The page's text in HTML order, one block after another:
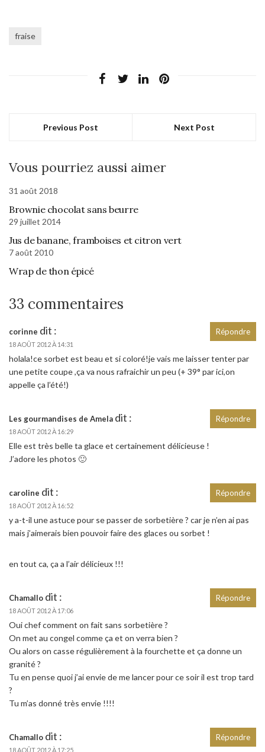
fraise
Previous Post Next Post
Vous pourriez aussi aimer
31 août 2018
Brownie chocolat sans beurre
29 juillet 2014
Jus de banane, framboises et citron vert
7 août 2010
Wrap de thon épicé
33 commentaires
corinne dit :
18 AOÛT 2012 À 14:31
holala!ce sorbet est beau et si coloré!je vais me laisser tenter par
une petite coupe ,ça va nous rafraichir un peu (+ 39° par ici,on
appelle ça l’été!)
Répondre
Les gourmandises de Amela dit :
18 AOÛT 2012 À 16:29
Elle est très belle ta glace et certainement délicieuse !
J’adore les photos 🙂
Répondre
caroline dit :
18 AOÛT 2012 À 16:52
y a-t-il une astuce pour se passer de sorbetière ? car je n’en ai pas
mais j’aimerais bien pouvoir faire des glaces ou sorbet !
en tout ca, ça a l’air délicieux !!!
Répondre
Chamallo dit :
18 AOÛT 2012 À 17:06
Oui chef comment on fait sans sorbetière ?
On met au congel comme ça et on verra bien ?
Ou alors on casse régulièrement à la fourchette et ça donne un
granité ?
Tu en pense quoi j’ai envie de me lancer pour ce soir il est trop tard
?
Tu m’as donné très envie !!!!
Répondre
Chamallo dit :
18 AOÛT 2012 À 17:25
Répondre